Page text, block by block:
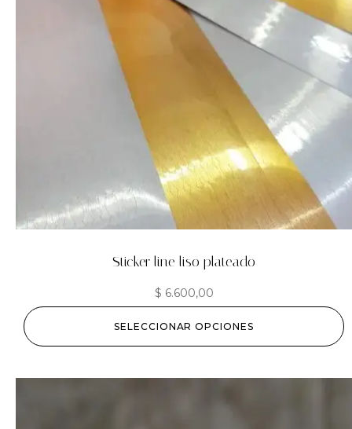
Sticker line liso plateado
$ 6.600,00
SELECCIONAR OPCIONES